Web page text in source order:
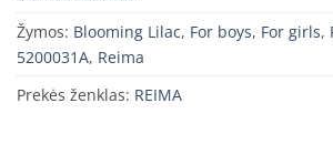
Žymos: Blooming Lilac, For boys, For girls,
5200031A, Reima
Prekės ženklas: REIMA